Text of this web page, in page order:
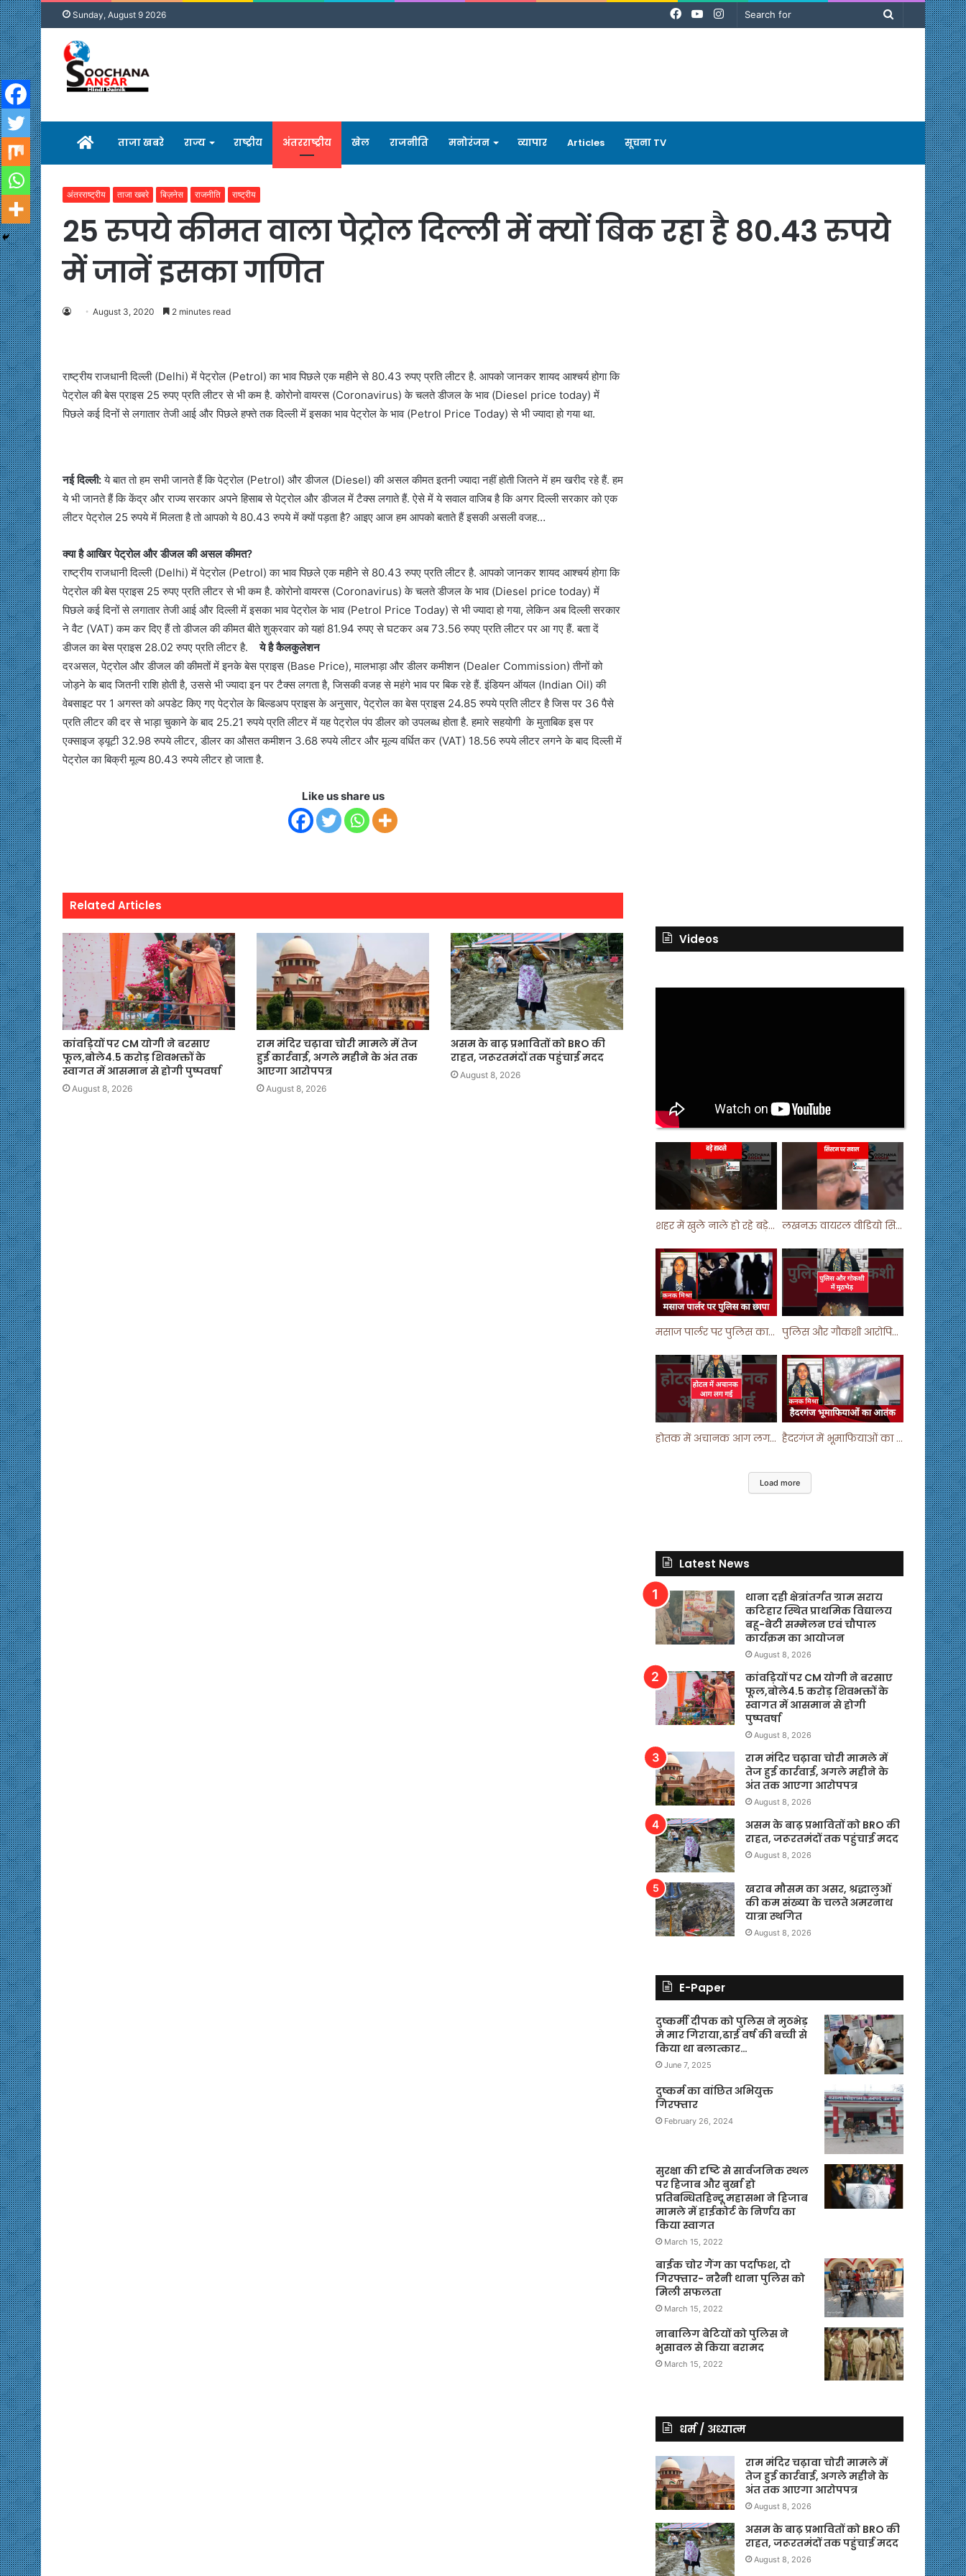
Sunday, August 9 2026
Search
Instagram
YouTube
Facebook
होम ताजा खबरे राज्य राष्ट्रीय अंतरराष्ट्रीय खेल राजनीति मनोरंजन व्यापार Articles सूचना TV
अंतरराष्ट्रीय ताजा खबरे बिज़नेस राजनीति राष्ट्रीय
25 रुपये कीमत वाला पेट्रोल दिल्ली में क्यों बिक रहा है 80.43 रुपये
में जानें इसका गणित
August 3, 2020 2 minutes read
राष्ट्रीय राजधानी दिल्ली (Delhi) में पेट्रोल (Petrol) का भाव पिछले एक महीने से 80.43 रुपए प्रति लीटर है. आपको जानकर शायद आश्चर्य होगा कि
पेट्रोल की बेस प्राइस 25 रुपए प्रति लीटर से भी कम है. कोरोनो वायरस (Coronavirus) के चलते डीजल के भाव (Diesel price today) में
पिछले कई दिनों से लगातार तेजी आई और पिछले हफ्ते तक दिल्ली में इसका भाव पेट्रोल के भाव (Petrol Price Today) से भी ज्यादा हो गया था.
नई दिल्ली:ये बात तो हम सभी जानते हैं कि पेट्रोल (Petrol) और डीजल (Diesel) की असल कीमत इतनी ज्यादा नहीं होती जितने में हम खरीद रहे हैं. हम
ये भी जानते हैं कि केंद्र और राज्य सरकार अपने हिसाब से पेट्रोल और डीजल में टैक्स लगाते हैं. ऐसे में ये सवाल वाजिब है कि अगर दिल्ली सरकार को एक
लीटर पेट्रोल 25 रुपये में मिलता है तो आपको ये 80.43 रुपये में क्यों पड़ता है? आइए आज हम आपको बताते हैं इसकी असली वजह…
क्या है आखिर पेट्रोल और डीजल की असल कीमत?
राष्ट्रीय राजधानी दिल्ली (Delhi) में पेट्रोल (Petrol) का भाव पिछले एक महीने से 80.43 रुपए प्रति लीटर है. आपको जानकर शायद आश्चर्य होगा कि
पेट्रोल की बेस प्राइस 25 रुपए प्रति लीटर से भी कम है. कोरोनो वायरस (Coronavirus) के चलते डीजल के भाव (Diesel price today) में
पिछले कई दिनों से लगातार तेजी आई और दिल्ली में इसका भाव पेट्रोल के भाव (Petrol Price Today) से भी ज्यादा हो गया, लेकिन अब दिल्ली सरकार
ने वैट (VAT) कम कर दिए हैं तो डीजल की कीमत बीते शुक्रवार को यहां 81.94 रुपए से घटकर अब 73.56 रुपए प्रति लीटर पर आ गए हैं. बता दें
डीजल का बेस प्राइस 28.02 रुपए प्रति लीटर है.ये है कैलकुलेशन
दरअसल, पेट्रोल और डीजल की कीमतों में इनके बेस प्राइस (Base Price), मालभाड़ा और डीलर कमीशन (Dealer Commission) तीनों को
जोड़ने के बाद जितनी राशि होती है, उससे भी ज्यादा इन पर टैक्स लगता है, जिसकी वजह से महंगे भाव पर बिक रहे हैं. इंडियन ऑयल (Indian Oil) की
वेबसाइट पर 1 अगस्त को अपडेट किए गए पेट्रोल के बिल्डअप प्राइस के अनुसार, पेट्रोल का बेस प्राइस 24.85 रुपये प्रति लीटर है जिस पर 36 पैसे
प्रति लीटर की दर से भाड़ा चुकाने के बाद 25.21 रुपये प्रति लीटर में यह पेट्रोल पंप डीलर को उपलब्ध होता है. हमारे सहयोगी के मुताबिक इस पर
एक्साइज ड्यूटी 32.98 रुपये लीटर, डीलर का औसत कमीशन 3.68 रुपये लीटर और मूल्य वर्धित कर (VAT) 18.56 रुपये लीटर लगने के बाद दिल्ली में
पेट्रोल का बिक्री मूल्य 80.43 रुपये लीटर हो जाता है.
Like us share us
Related Articles
कांवड़ियों पर CM योगी ने बरसाए
फूल,बोले4.5 करोड़ शिवभक्तों के
स्वागत में आसमान से होगी पुष्पवर्षा
August 8, 2026
राम मंदिर चढ़ावा चोरी मामले में तेज
हुई कार्रवाई, अगले महीने के अंत तक
आएगा आरोपपत्र
August 8, 2026
असम के बाढ़ प्रभावितों को BRO की
राहत, जरूरतमंदों तक पहुंचाई मदद
August 8, 2026
Videos
शहर में खुले नाले हो रहे बड़े हादसे ! #shortsvideo #shorts लखनऊ वायरल वीडियो सिस्टम पर सवाल ! #shorts #shortvideo
मसाज पार्लर पर पुलिस का छापा ! #viralvideo #trending #parlour पुलिस और गौकशी आरोपियों में मुठभेड़ ! #shortvideo #shorts #shortsfeed
होतक में अचानक आग लगने से मचा हड़कंप ! #shortsfeed #shorts #viralshorts हैदरगंज में भूमाफियाओं का आतंक ! #upnews #viral #viralvideo
Load more
Latest News
थाना दही क्षेत्रांतर्गत ग्राम सराय
कटिहार स्थित प्राथमिक विद्यालय
बहू-बेटी सम्मेलन एवं चौपाल
कार्यक्रम का आयोजन
August 8, 2026
कांवड़ियों पर CM योगी ने बरसाए
फूल,बोले4.5 करोड़ शिवभक्तों के
स्वागत में आसमान से होगी
पुष्पवर्षा
August 8, 2026
राम मंदिर चढ़ावा चोरी मामले में
तेज हुई कार्रवाई, अगले महीने के
अंत तक आएगा आरोपपत्र
August 8, 2026
असम के बाढ़ प्रभावितों को BRO की
राहत, जरूरतमंदों तक पहुंचाई मदद
August 8, 2026
खराब मौसम का असर, श्रद्धालुओं
की कम संख्या के चलते अमरनाथ
यात्रा स्थगित
August 8, 2026
E-Paper
दुष्कर्मी दीपक को पुलिस ने मुठभेड़
मे मार गिराया,ढाई वर्ष की बच्ची से
किया था बलात्कार…
June 7, 2025
दुष्कर्म का वांछित अभियुक्त
गिरफ्तार
February 26, 2024
सुरक्षा की दृष्टि से सार्वजनिक स्थल
पर हिजाब और बुर्खा हो
प्रतिबन्धितहिन्दू महासभा ने हिजाब
मामले में हाईकोर्ट के निर्णय का
किया स्वागत
March 15, 2022
बाईक चोर गैंग का पर्दाफश, दो
गिरफ्तार- नरैनी थाना पुलिस को
मिली सफलता
March 15, 2022
नाबालिग बेटियों को पुलिस ने
भुसावल से किया बरामद
March 15, 2022
धर्म / अध्यात्म
राम मंदिर चढ़ावा चोरी मामले में
तेज हुई कार्रवाई, अगले महीने के
अंत तक आएगा आरोपपत्र
August 8, 2026
असम के बाढ़ प्रभावितों को BRO की
राहत, जरूरतमंदों तक पहुंचाई मदद
August 8, 2026